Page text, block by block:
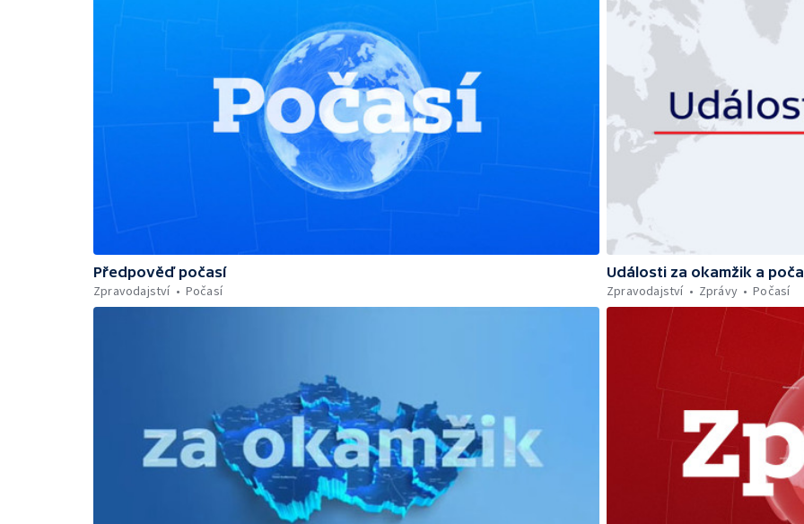
Předpověď počasí
Zpravodajství
Počasí
Události za okamžik a
Zpravodajství
Zprávy Počasí